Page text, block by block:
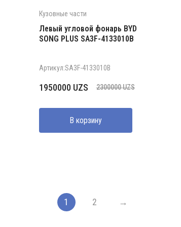
Кузовные части
Левый угловой фонарь BYD
SONG PLUS SA3F-4133010B
Артикул:SA3F-4133010B
2300000UZS
Первоначальная
составляла
2300000 UZS.
1950000 UZS
Текущая
1950000 UZS.
В корзину
1 2 →